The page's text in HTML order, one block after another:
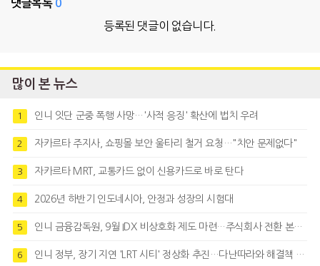
댓글목록 0
등록된 댓글이 없습니다.
많이 본 뉴스
1 인니 잇단 군중 폭행 사망…'사적 응징' 확산에 법치 우려
2 자카르타 주지사, 쇼핑몰 보안 울타리 철거 요청…"치안 문제없다"
3 자카르타 MRT, 교통카드 없이 신용카드로 바로 탄다
4 2026년 하반기 인도네시아, 안정과 성장의 시험대
5 인니 금융감독원, 9월 IDX 비상호화 제도 마련…주식회사 전환 본격화
6 인니 정부, 장기 지연 'LRT 시티' 정상화 추진…다난따라와 해결책 모색